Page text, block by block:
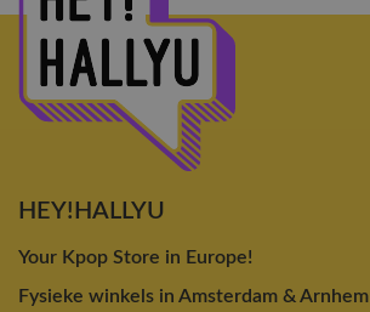
HEY!HALLYU
Your Kpop Store in Europe!
Fysieke winkels in Amsterdam & Arnhem